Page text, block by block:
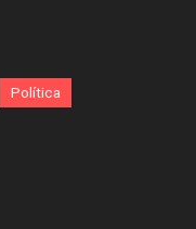
Política